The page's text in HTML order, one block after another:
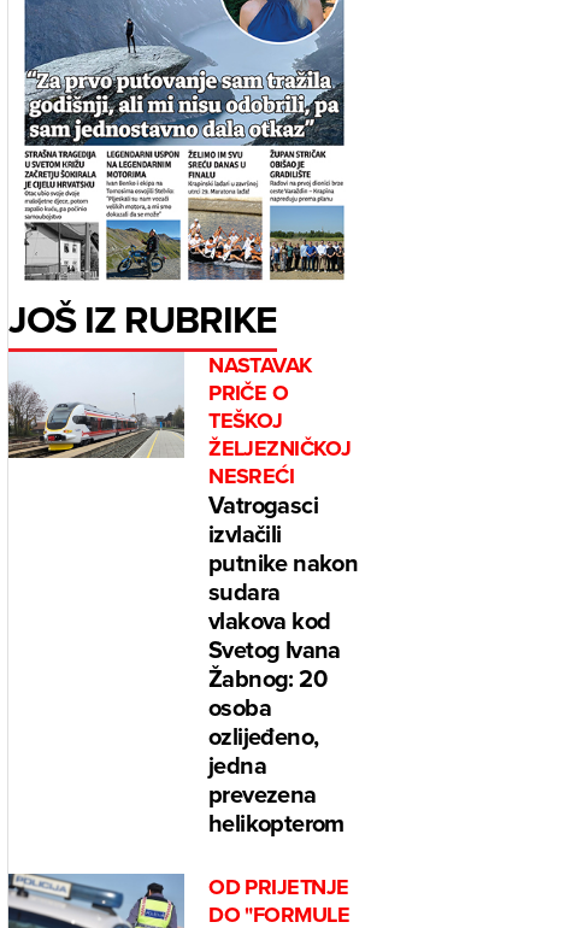
JOŠ IZ RUBRIKE
NASTAVAK
PRIČE O
TEŠKOJ
ŽELJEZNIČKOJ
NESREĆI
Vatrogasci
izvlačili
putnike nakon
sudara
vlakova kod
Svetog Ivana
Žabnog: 20
osoba
ozlijeđeno,
jedna
prevezena
helikopterom
OD PRIJETNJE
DO "FORMULE